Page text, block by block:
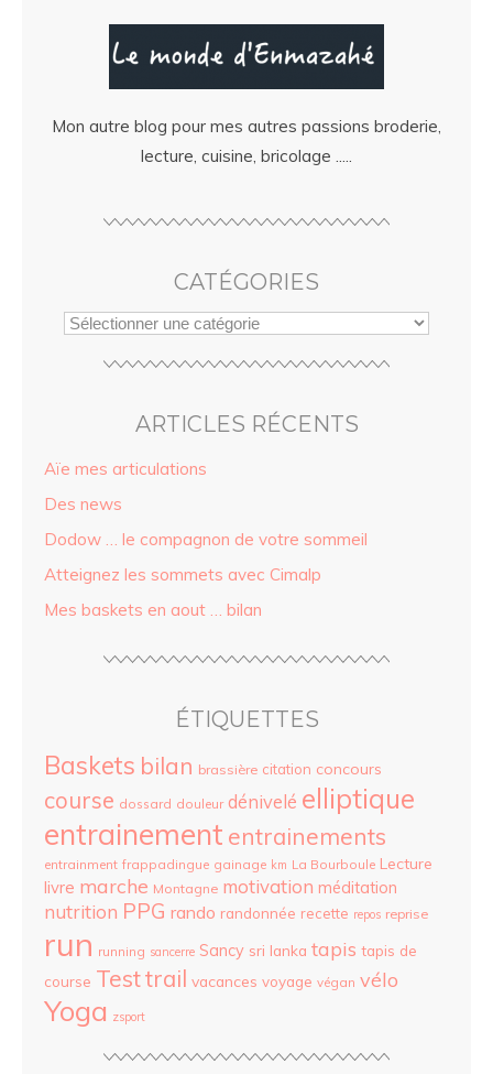
Mon autre blog pour mes autres passions broderie,
lecture, cuisine, bricolage .....
CATÉGORIES
ARTICLES RÉCENTS
Aïe mes articulations
Des news
Dodow … le compagnon de votre sommeil
Atteignez les sommets avec Cimalp
Mes baskets en aout … bilan
ÉTIQUETTES
Baskets bilan brassière citation concours
course dossard douleur dénivelé elliptique
entrainement entrainements
entrainment frappadingue gainage km La Bourboule Lecture
livre marche Montagne motivation méditation
nutrition PPG rando randonnée recette repos reprise
run running sancerre Sancy sri lanka tapis tapis de
course Testtrail vacances voyage végan vélo
Yoga zsport